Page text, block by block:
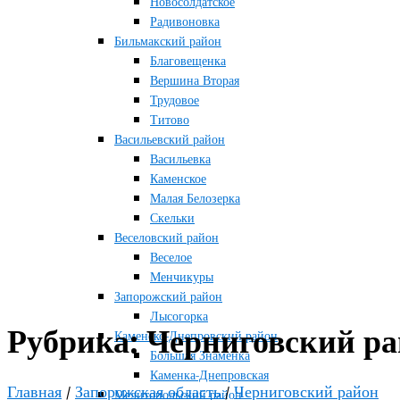
Радивоновка
Бильмакский район
Благовещенка
Вершина Вторая
Трудовое
Титово
Васильевский район
Васильевка
Каменское
Малая Белозерка
Скельки
Веселовский район
Веселое
Менчикуры
Запорожский район
Лысогорка
Каменско-Днепровский район
Большая Знаменка
Каменка-Днепровская
Мелитопольский район
Рубрика:Черниговский
Главная / Запорожская область/ Черниговский район